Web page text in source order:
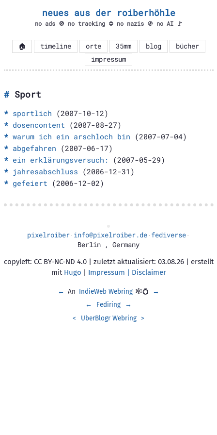
neues aus der roiberhöhle
no ads 🚫 no tracking ⛔ no nazis 🚯 no AI 🚩
🏠 timeline orte 35mm blog
bücher
impressum
Sport
sportlich (2007-10-12)
dosencontent (2007-08-27)
warum ich ein arschloch bin (2007-07-04)
abgefahren (2007-06-17)
ein erklärungsversuch:
(2007-05-29)
jahresabschluss (2006-12-31)
gefeiert (2006-12-02)
pixelroiber· info@pixelroiber.de· fediverse·
Berlin , Germany
copyleft: CC BY-NC-ND 4.0 | zuletzt aktualisiert: 03.08.26 | erstellt
mit Hugo | Impressum | Disclaimer
← An IndieWeb Webring 🕸💍
→
←
Fediring
→
<
UberBlogr Webring >